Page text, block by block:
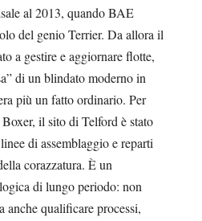
al 2013, quando BAE
del genio Terrier. Da allora il
a gestire e aggiornare flotte,
di un blindato moderno in
più un fatto ordinario. Per
il sito di Telford è stato
di assemblaggio e reparti
corazzatura. È un
di lungo periodo: non
anche qualificare processi,